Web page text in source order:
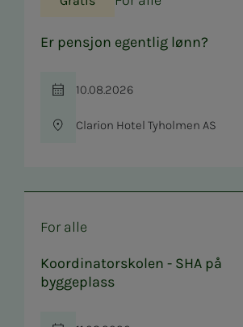
Er pensjon egentlig lønn?
Tid
10.08.2026
Sted
Clarion Hotel Tyholmen AS
For alle
Koordinatorskolen - SHA på
byggeplass